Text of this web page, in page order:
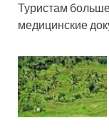
Туристам
медицинские